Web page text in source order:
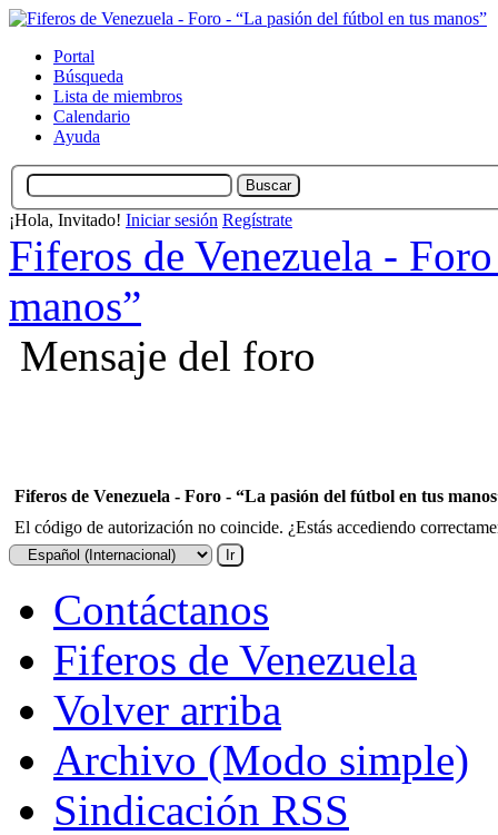
Portal
Búsqueda
Lista de miembros
Calendario
Ayuda
¡Hola, Invitado! Iniciar sesión Regístrate
Fiferos de Venezuela -
manos”
Mensaje del foro
Fiferos de Venezuela - Foro - “La pasión del fútbol en tus
El código de autorización no coincide. ¿Estás accediendo
Contáctanos
Fiferos de Venezuela
Volver arriba
Archivo (Modo simple)
Sindicación RSS